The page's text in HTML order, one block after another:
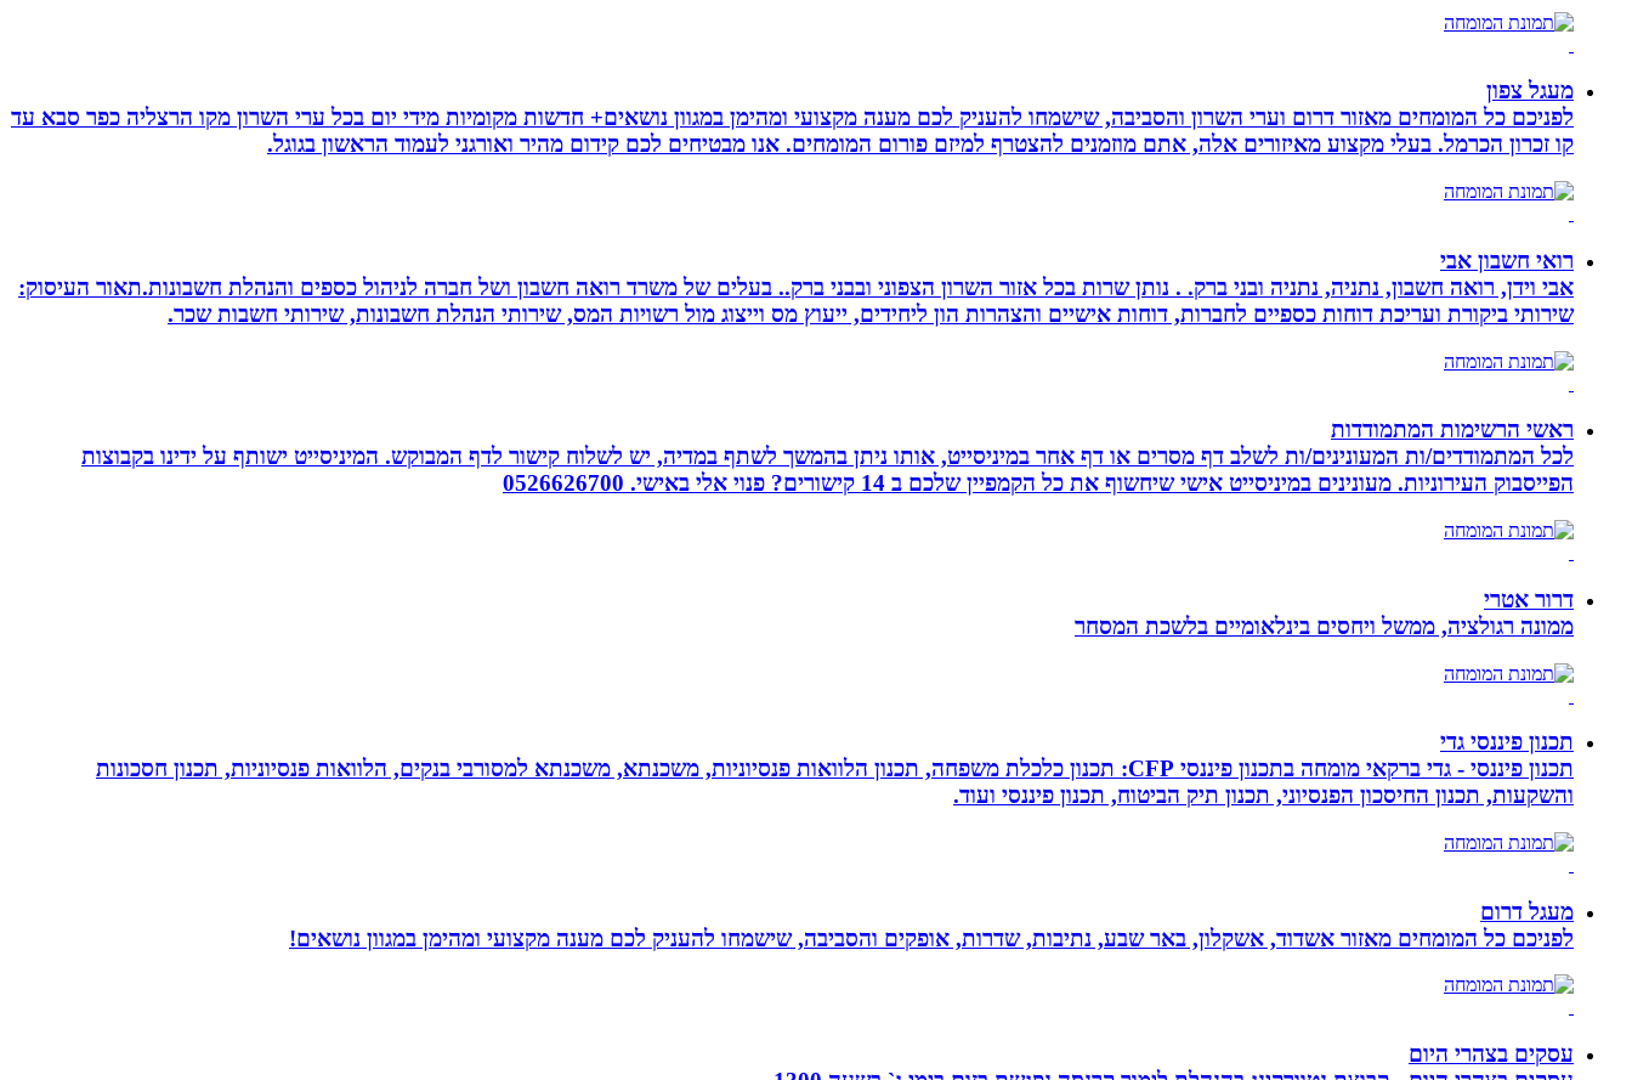
מעגל צפון
לפניכם כל המומחים מאזור דרום וערי השרון והסביבה, שישמחו להעניק לכם מענה מקצועי ומהימן במגוון נושאים+ חדשות מקומיות מידי יום בכל ערי השרון מקו הרצליה כפר סבא עד
קו זכרון הכרמל. בעלי מקצוע מאיזורים אלה, אתם מוזמנים להצטרף למיזם פורום המומחים. אנו מבטיחים לכם קידום מהיר ואורגני לעמוד הראשון בגוגל.
רואי חשבון אבי
אבי וידן, רואה חשבון, נתניה, נתניה ובני ברק. . נותן שרות בכל אזור השרון הצפוני ובבני ברק.. בעלים של משרד רואה חשבון ושל חברה לניהול כספים והנהלת חשבונות.תאור העיסוק:
שירותי ביקורת ועריכת דוחות כספיים לחברות, דוחות אישיים והצהרות הון ליחידים, ייעוץ מס וייצוג מול רשויות המס, שירותי הנהלת חשבונות, שירותי חשבות שכר.
ראשי הרשימות המתמודדות
לכל המתמודדים/ות המעונינים/ות לשלב דף מסרים או דף אחר במיניסייט, אותו ניתן בהמשך לשתף במדיה, יש לשלוח קישור לדף המבוקש. המיניסייט ישותף על ידינו בקבוצות
הפייסבוק העירוניות. מעונינים במיניסייט אישי שיחשוף את כל הקמפיין שלכם ב 14 קישורים? פנוי אלי באישי. 0526626700
דרור אטרי
ממונה רגולציה, ממשל ויחסים בינלאומיים בלשכת המסחר
תכנון פיננסי גדי
תכנון פיננסי - גדי ברקאי מומחה בתכנון פיננסי CFP: תכנון כלכלת משפחה, תכנון הלוואות פנסיוניות, משכנתא, משכנתא למסורבי בנקים, הלוואות פנסיוניות, תכנון חסכונות
והשקעות, תכנון החיסכון הפנסיוני, תכנון תיק הביטוח, תכנון פיננסי ועוד.
מעגל דרום
לפניכם כל המומחים מאזור אשדוד, אשקלון, באר שבע, נתיבות, שדרות, אופקים והסביבה, שישמחו להעניק לכם מענה מקצועי ומהימן במגוון נושאים!
עסקים בצהרי היום